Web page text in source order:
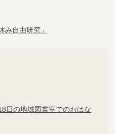
み自由研究」
日の地域図書室でのおはな